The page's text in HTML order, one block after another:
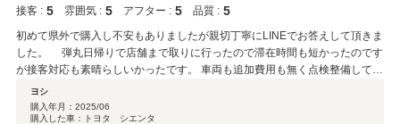
接客 : 5 雰囲気 : 5 アフター : 5 品質 : 5
初めて県外で購入し不安もありましたが親切丁寧にLINEでお答えして頂きま
した。 弾丸日帰りで店舗まで取りに行ったので滞在時間も短かったのです
が接客対応も素晴らしいかったです。 車両も追加費用も無く点検整備してく
れてました。 また機会があれば是非購入したいです。 色々親切ご丁寧に対
応して頂きありがとうございました！
ヨシ
購入年月： 2025/06
購入した車：トヨタ シエンタ